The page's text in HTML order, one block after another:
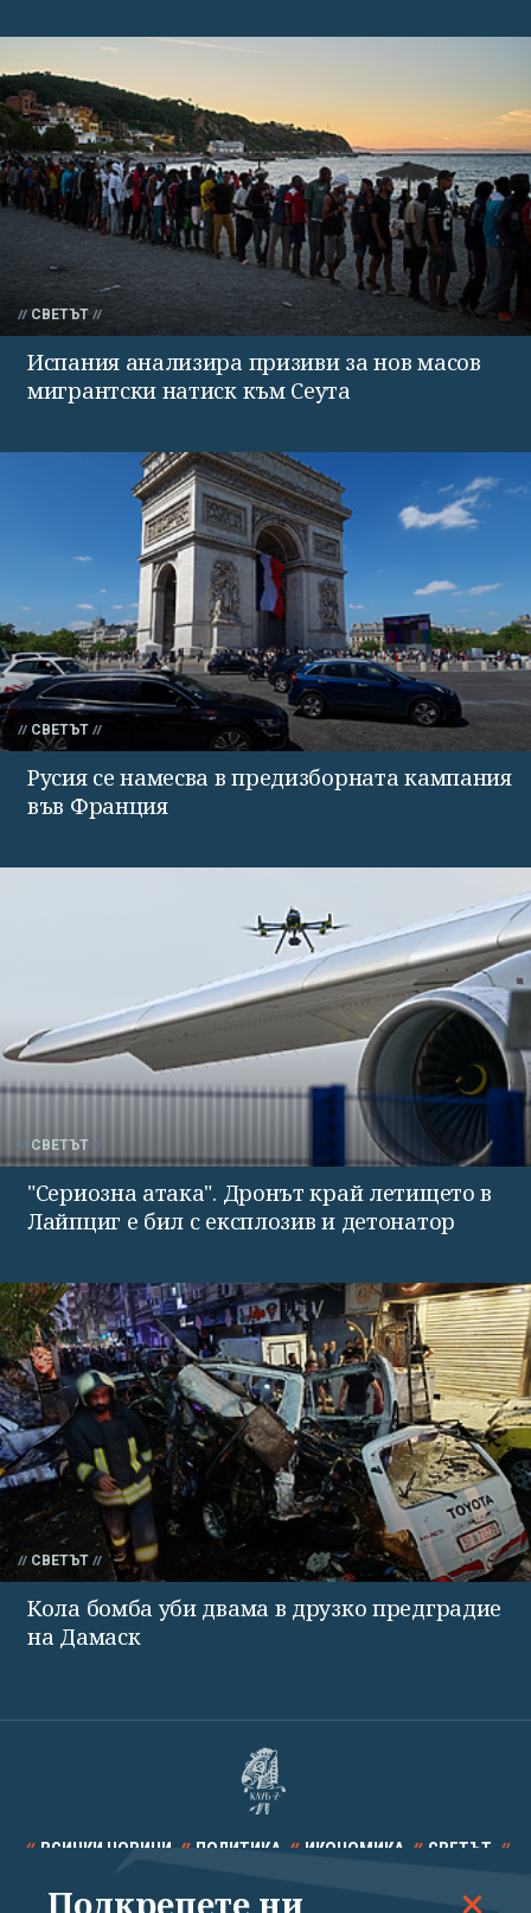
СВЕТЪТ
Испания анализира призиви за нов масов
мигрантски натиск към Сеута
СВЕТЪТ
Русия се намесва в предизборната кампания
във Франция
СВЕТЪТ
"Сериозна атака". Дронът край летището в
Лайпциг е бил с експлозив и детонатор
СВЕТЪТ
Кола бомба уби двама в друзко предградие
на Дамаск
ВСИЧКИ НОВИНИ ПОЛИТИКА ИКОНОМИКА СВЕТЪТ
СПОРТ КУЛТУРА ТЕХНОЛОГИИ КАЛЕЙДОСКОП
Подкрепете ни